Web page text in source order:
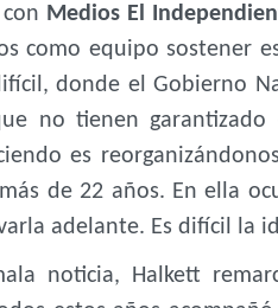
Medios El
como equipo sostener
donde el Gobierno
no tienen
es
de 22 años. En ella
adelante. Es difícil la
noticia, Halkett